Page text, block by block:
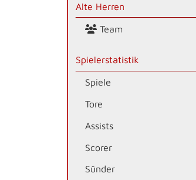
Alte Herren
Team
Spielerstatistik
Spiele
Tore
Assists
Scorer
Sünder